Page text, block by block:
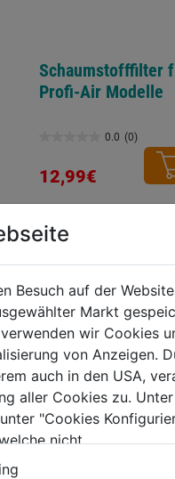
Schaumstofffilter
Profi-Air Modelle
0.0 (0)
von
12,99€
Besuch auf der
Markt
wir Cookies
von Anzeigen.
auch in den USA,
aller Cookies zu.
"Cookies
nicht.